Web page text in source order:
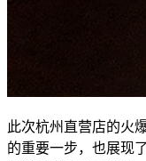
此次杭州直营店的火
的重要一步，也展现